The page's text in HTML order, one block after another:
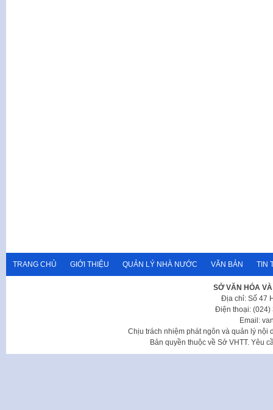
TRANG CHỦ GIỚI THIỆU QUẢN LÝ NHÀ NƯỚC VĂN BẢN TIN
SỞ VĂN HÓA
Địa chỉ: Số 47
Điện thoại: (024)
Email:
Chịu trách nhiệm phát ngôn và quản lý nội
Bản quyền thuộc về Sở VHTT. Yêu